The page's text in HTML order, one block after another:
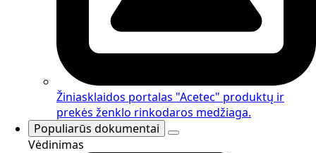
Žiniasklaidos portalas "Acetec" produktų ir
prekės ženklo rinkodaros medžiaga.
Populiarūs dokumentai
Vėdinimas